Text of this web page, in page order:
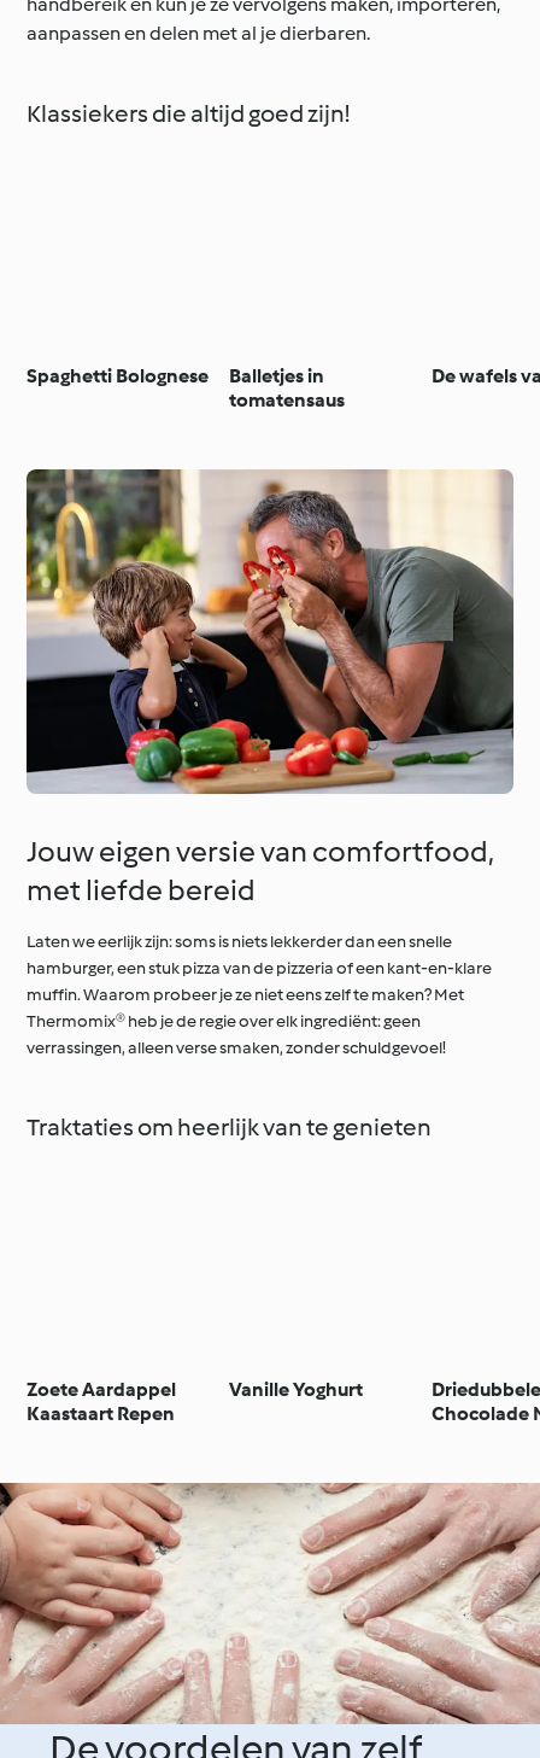
aanpassen en delen met al je dierbaren.
Klassiekers die altijd goed zijn!
Spaghetti Bolognese
Balletjes in
tomatensaus
De wafels
Jouw eigen versie van comfortfood,
met liefde bereid
Laten we eerlijk zijn: soms is niets lekkerder dan een snelle
hamburger, een stuk pizza van de pizzeria of een kant-en-klare
muffin. Waarom probeer je ze niet eens zelf te maken? Met
Thermomix® heb je de regie over elk ingrediënt: geen
verrassingen, alleen verse smaken, zonder schuldgevoel!
Traktaties om heerlijk van te genieten
Zoete Aardappel
Kaastaart Repen
Vanille Yoghurt
Chocolade
De voordelen van zelf